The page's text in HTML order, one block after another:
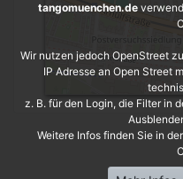
tangomuenchen.de
Wir nutzen jedoch OpenStreet
IP Adresse an Open Street
z. B. für den Login, die Filter in
Weitere Infos finden Sie in